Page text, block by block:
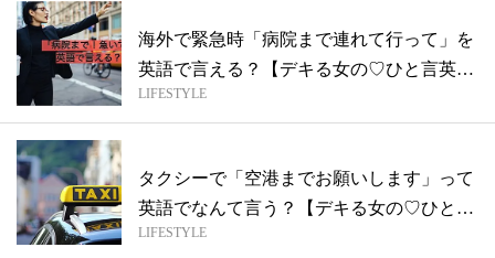
海外で緊急時「病院まで連れて行って」を
英語で言える？【デキる女の♡ひと言英会
話】
LIFESTYLE
タクシーで「空港までお願いします」って
英語でなんて言う？【デキる女の♡ひと言
英会...
LIFESTYLE